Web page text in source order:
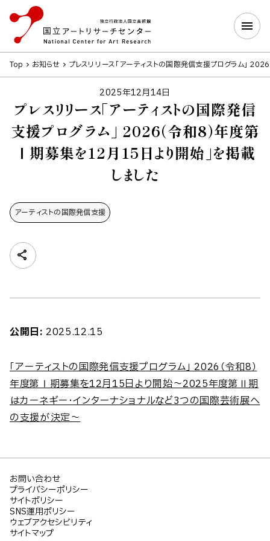
Top お知らせ プレスリリース「アーティストの国際発信支援プログラム」
2025年12月14日
プレスリリース「アーティストの国際発信
支援プログラム」 2026（令和8）年度第
Ⅰ期募集を12月15日より開始」を掲載
しました
アーティストの​国際発信支援
公開日: 2025.12.15
「アーティストの国際発信支援プログラム」 2026（令和8）
年度第Ⅰ期募集を12月15日より開始～2025年度第Ⅱ期
はカーネギー・インターナショナルなど3つの国際芸術展へ
の支援が決定～
お問い合わせ
プライバシーポリシー
サイトポリシー
SNS運用ポリシー
ウェブアクセシビリティ
サイトマップ